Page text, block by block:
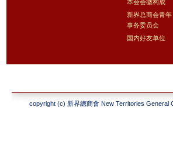
本会会徽构成
新界总商会青年
事务委员会
国内好友单位
copyright (c) 新界總商會 New Territories General